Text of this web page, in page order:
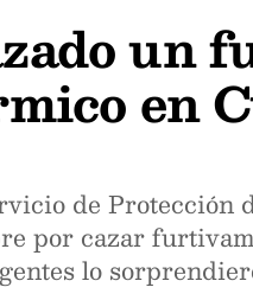
un
en
de Protección
por cazar
lo